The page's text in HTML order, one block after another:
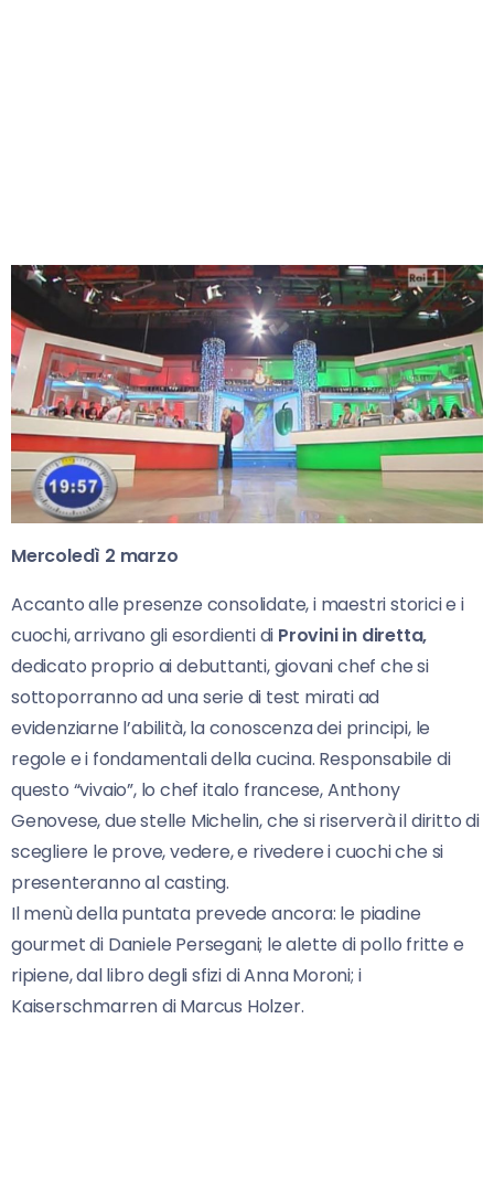
Mercoledì 2 marzo
Accanto alle presenze consolidate, i maestri storici e i
cuochi, arrivano gli esordienti di Provini in diretta,
dedicato proprio ai debuttanti, giovani chef che si
sottoporranno ad una serie di test mirati ad
evidenziarne l’abilità, la conoscenza dei principi, le
regole e i fondamentali della cucina. Responsabile di
questo “vivaio”, lo chef italo francese, Anthony
Genovese, due stelle Michelin, che si riserverà il diritto di
scegliere le prove, vedere, e rivedere i cuochi che si
presenteranno al casting.
Il menù della puntata prevede ancora: le piadine
gourmet di Daniele Persegani; le alette di pollo fritte e
ripiene, dal libro degli sfizi di Anna Moroni; i
Kaiserschmarren di Marcus Holzer.